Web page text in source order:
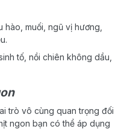
hào, muối, ngũ vị hương,
tố, nồi chiên không dầu,
trò vô cùng quan trọng đối
ngon bạn có thể áp dụng